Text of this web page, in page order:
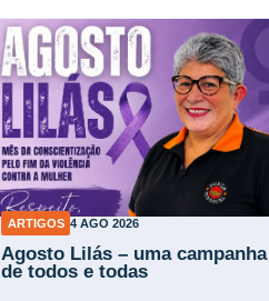
ARTIGOS 4 AGO 2026
Agosto Lilás – uma campanha
de todos e todas